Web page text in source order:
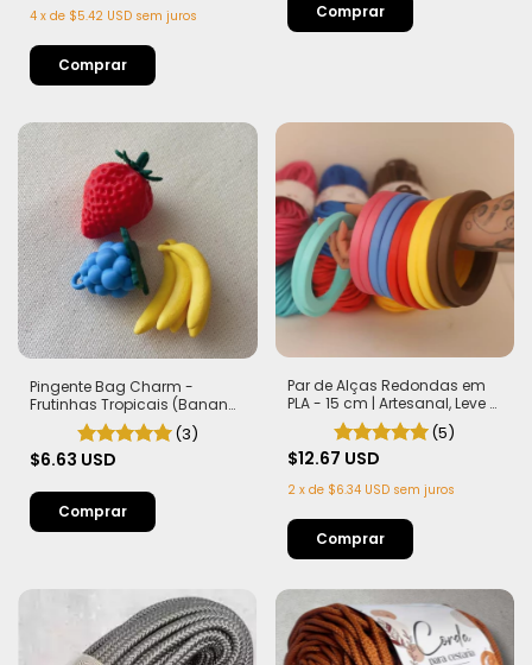
4 x de $5.42 USD sem juros Comprar
Pingente Bag Charm -
Frutinhas Tropicais (Banana,
Morango e Frutas Silvestres)
(3)
$6.63 USD
Par de Alças Redondas em
PLA - 15 cm | Artesanal, Leve e
Sustentável
(5)
$12.67 USD
2 x de $6.34 USD sem juros
Comprar